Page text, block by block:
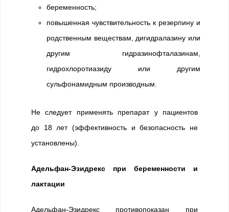
беременность;
повышенная чувствительность к резерпину и
родственным веществам, дигидралазину или
другим гидразинофталазинам,
гидрохлоротиазиду или другим
сульфонамидным производным.
Не следует применять препарат у пациентов
до 18 лет (эффективность и безопасность не
установлены).
Адельфан-Эзидрекс при беременности и
лактации
Адельфан-Эзидрекс противопоказан при